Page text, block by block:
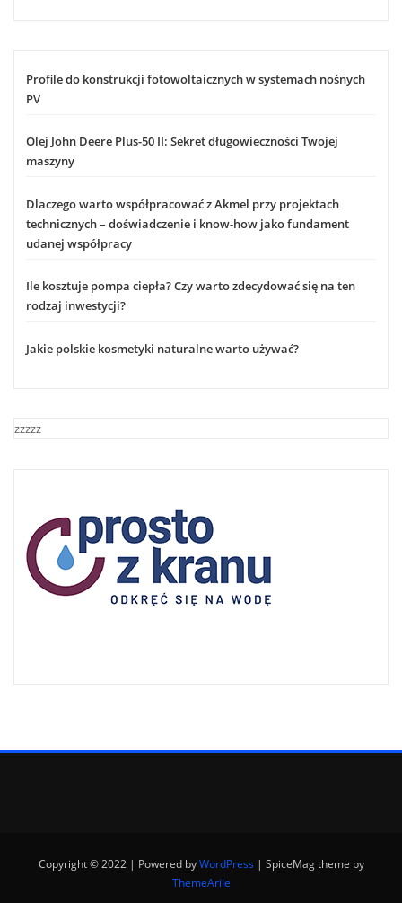
Profile do konstrukcji fotowoltaicznych w systemach nośnych
PV
Olej John Deere Plus-50 II: Sekret długowieczności Twojej
maszyny
Dlaczego warto współpracować z Akmel przy projektach
technicznych – doświadczenie i know-how jako fundament
udanej współpracy
Ile kosztuje pompa ciepła? Czy warto zdecydować się na ten
rodzaj inwestycji?
Jakie polskie kosmetyki naturalne warto używać?
zzzzz
Copyright © 2022 | Powered byWordPress | SpiceMag theme by
ThemeArile